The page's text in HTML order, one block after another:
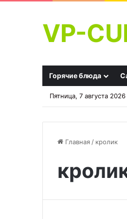
VP-
Горячие блюда
Пятница, 7 августа 2026
Главная / кролик